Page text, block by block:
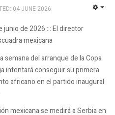
04 JUNE 2026
junio de 2026 ::: El director
mexicana
semana del arranque de la Copa
intentará conseguir su primera
africano en el partido inaugural
mexicana se medirá a Serbia en